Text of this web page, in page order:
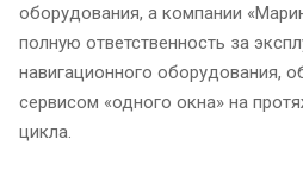
оборудования, а компании
полную ответственность за
навигационного оборудования,
сервисом «одного окна» на
цикла.